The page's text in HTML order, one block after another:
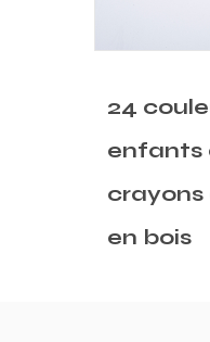
cèdre